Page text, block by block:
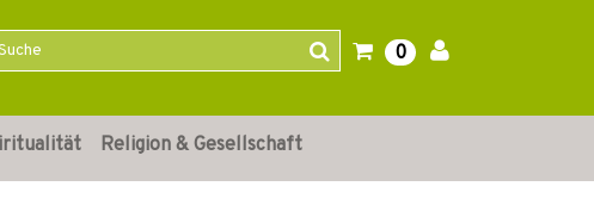
0
Religion & Gesellschaft